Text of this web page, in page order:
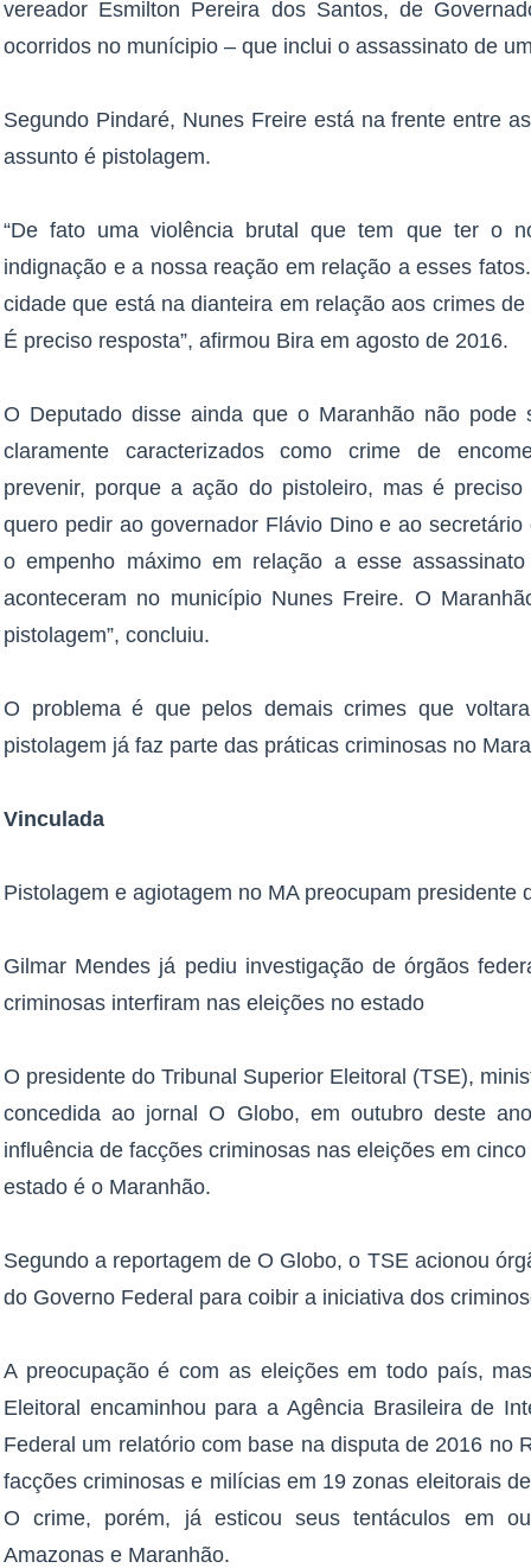
vereador Esmilton Pereira dos Santos, de
ocorridos no munícipio – que inclui o assassinato de
Segundo Pindaré, Nunes Freire está na frente entre
assunto é pistolagem.
“De fato uma violência brutal que tem que ter o
indignação e a nossa reação em relação a esses
cidade que está na dianteira em relação aos crimes
É preciso resposta”, afirmou Bira em agosto de 2016.
O Deputado disse ainda que o Maranhão não pode
claramente caracterizados como crime de
prevenir, porque a ação do pistoleiro, mas é
quero pedir ao governador Flávio Dino e ao
o empenho máximo em relação a esse
aconteceram no município Nunes Freire. O
pistolagem”, concluiu.
O problema é que pelos demais crimes que
pistolagem já faz parte das práticas criminosas no
Vinculada
Pistolagem e agiotagem no MA preocupam presidente
Gilmar Mendes já pediu investigação de órgãos
criminosas interfiram nas eleições no estado
O presidente do Tribunal Superior Eleitoral (TSE),
concedida ao jornal O Globo, em outubro deste
influência de facções criminosas nas eleições em
estado é o Maranhão.
Segundo a reportagem de O Globo, o TSE acionou
do Governo Federal para coibir a iniciativa dos
A preocupação é com as eleições em todo país,
Eleitoral encaminhou para a Agência Brasileira de
Federal um relatório com base na disputa de 2016 no
facções criminosas e milícias em 19 zonas eleitorais
O crime, porém, já esticou seus tentáculos em
Amazonas e Maranhão.